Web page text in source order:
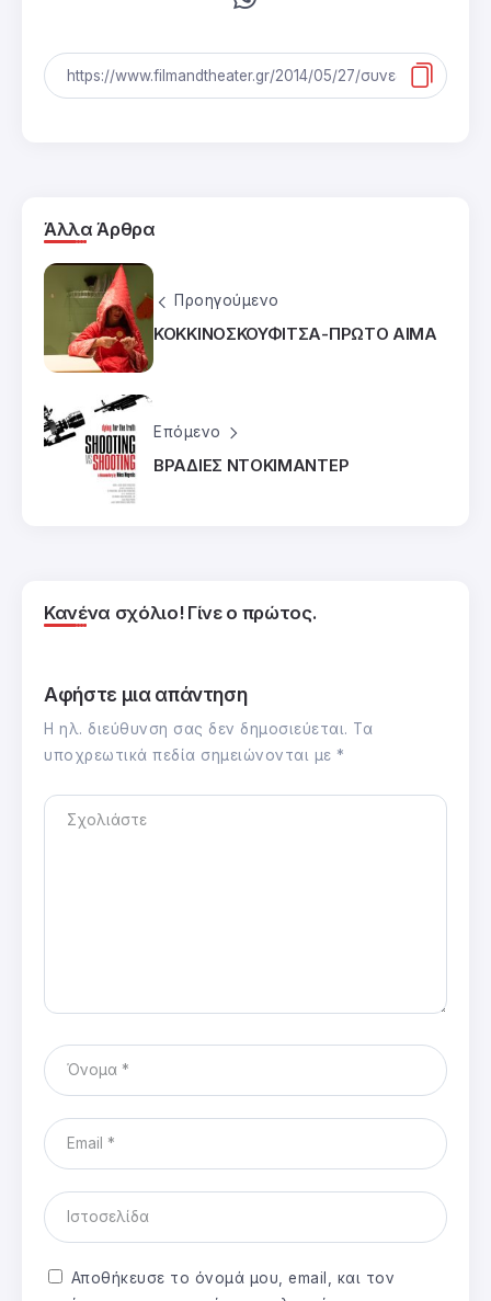
Άλλα Άρθρα
Προηγούμενο
ΚΟΚΚΙΝΟΣΚΟΥΦΙΤΣΑ-ΠΡΩΤΟ ΑΙΜΑ
Επόμενο
ΒΡΑΔΙΕΣ ΝΤΟΚΙΜΑΝΤΕΡ
Κανένα σχόλιο! Γίνε ο πρώτος.
Αφήστε μια απάντηση
Η ηλ. διεύθυνση σας δεν δημοσιεύεται. Τα
υποχρεωτικά πεδία σημειώνονται με *
Αποθήκευσε το όνομά μου, email, και τον